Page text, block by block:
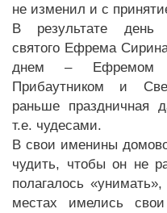
не изменил и с
В результате день
святого Ефрема
днем – Ефремом
Прибаутником и
раньше праздничная
т.е. чудесами.
В свои именины
чудить, чтобы он не
полагалось
местах имелись